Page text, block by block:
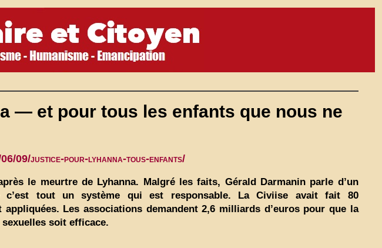
— et pour tous les enfants que nous ne
09/justice-pour-lyhanna-tous-enfants/
le meurtre de Lyhanna. Malgré les faits, Gérald Darmanin parle d’un
c’est tout un système qui est responsable. La Civiise avait fait 80
Les associations demandent 2,6 milliards d’euros pour que la
soit efficace.